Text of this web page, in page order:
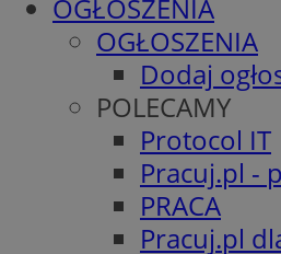
OGŁOSZENIA
OGŁOSZENIA
Dodaj
POLECAMY
Protocol IT
Pracuj.pl -
PRACA
Pracuj.pl